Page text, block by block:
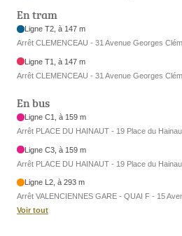
En tram
Ligne T2, à 147 m
Arrêt CLEMENCEAU - 31 Avenue Georges
Ligne T1, à 147 m
Arrêt CLEMENCEAU - 31 Avenue Georges
En bus
Ligne C1, à 159 m
Arrêt PLACE DU HAINAUT - 19 Place du
Ligne C3, à 159 m
Arrêt PLACE DU HAINAUT - 19 Place du
Ligne L2, à 293 m
Arrêt VALENCIENNES GARE - QUAI F - 15
Voir tout